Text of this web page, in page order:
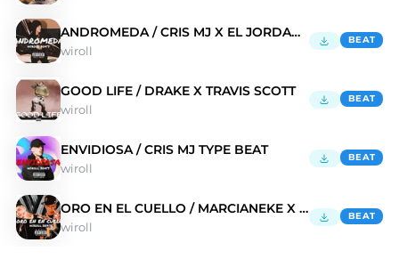
ANDROMEDA / CRIS MJ X EL JORDAN 23
wiroll
BEAT
GOOD LIFE / DRAKE X TRAVIS SCOTT
wiroll
BEAT
ENVIDIOSA / CRIS MJ TYPE BEAT
wiroll
BEAT
ORO EN EL CUELLO / MARCIANEKE X EL JORDAN 23
wiroll
BEAT